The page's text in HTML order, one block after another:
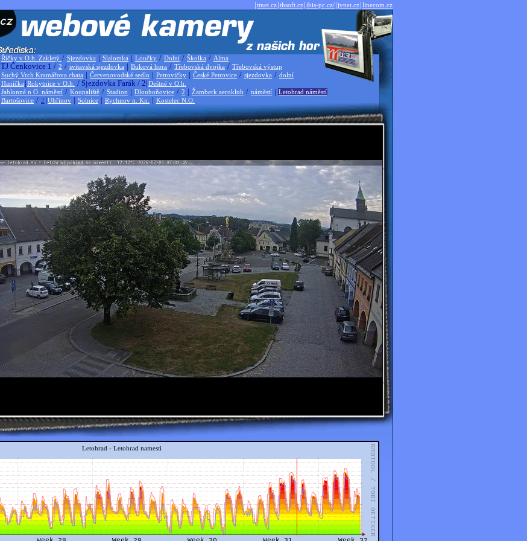
|ttnet.cz|thsoft.cz|ibis-pc.cz/|jvnet.cz|linecom.cz
Říčky v O.h. Zakletý / Sjezdovka | Slalomka | Loučky / Dolní / Školka / Alma
TJ Čenkovice 1 / 2 / svitavská sjezdovka | Buková hora / Třebovská dvojka / Třebovská výstup
Suchý Vrch Kramářova chata | Červenovodské sedlo | Petrovičky | České Petrovice / sjezdovka / dolní
Hanička |Rokytnice v O.h. / Sjezdovka Farák / 2|Deštné v O.h.
Jablonné n O. náměstí / Koupaliště / Stadion | Dlouhoňovice / 2 | Žamberk aeroklub / náměstí | Letohrad náměstí
Bartošovice / 2 |Uhřínov | Solnice | Rychnov n. Kn. | Kostelec N.O.